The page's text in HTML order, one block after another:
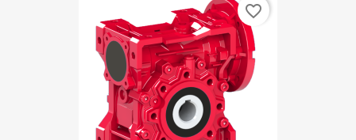
favorite_border